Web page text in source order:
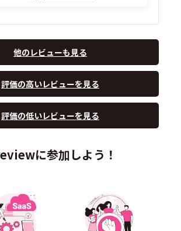
他のレビューも見る
評価の高いレビューを見る
評価の低いレビューを見る
に参加しよう！